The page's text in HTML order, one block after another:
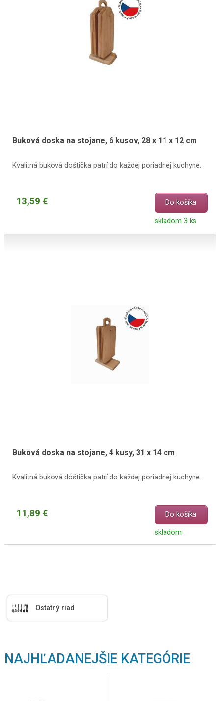
Buková doska na stojane, 6 kusov, 28 x 11 x 12 cm
Kvalitná buková doštička patrí do každej poriadnej kuchyne.
13,59 € Do košíka
skladom 3 ks
Buková doska na stojane, 4 kusy, 31 x 14 cm
Kvalitná buková doštička patrí do každej poriadnej kuchyne.
11,89 € Do košíka
skladom
Ostatný riad
NAJHĽADANEJŠIE KATEGÓRIE